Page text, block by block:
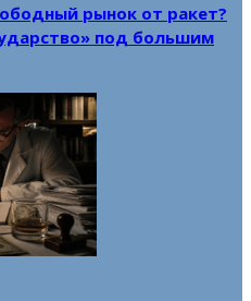
рынок от ракет?
под большим